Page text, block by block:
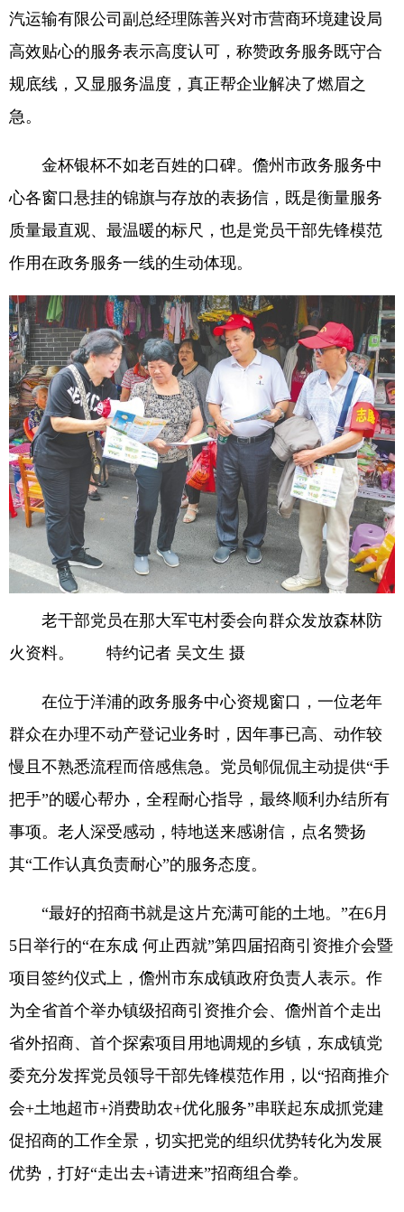
汽运输有限公司副总经理陈善兴对市营商环境建设局
高效贴心的服务表示高度认可，称赞政务服务既守合
规底线，又显服务温度，真正帮企业解决了燃眉之
急。
金杯银杯不如老百姓的口碑。儋州市政务服务中
心各窗口悬挂的锦旗与存放的表扬信，既是衡量服务
质量最直观、最温暖的标尺，也是党员干部先锋模范
作用在政务服务一线的生动体现。
老干部党员在那大军屯村委会向群众发放森林防
火资料。 特约记者 吴文生 摄
在位于洋浦的政务服务中心资规窗口，一位老年
群众在办理不动产登记业务时，因年事已高、动作较
慢且不熟悉流程而倍感焦急。党员郇侃侃主动提供“手
把手”的暖心帮办，全程耐心指导，最终顺利办结所有
事项。老人深受感动，特地送来感谢信，点名赞扬
其“工作认真负责耐心”的服务态度。
“最好的招商书就是这片充满可能的土地。”在6月
5日举行的“在东成 何止西就”第四届招商引资推介会暨
项目签约仪式上，儋州市东成镇政府负责人表示。作
为全省首个举办镇级招商引资推介会、儋州首个走出
省外招商、首个探索项目用地调规的乡镇，东成镇党
委充分发挥党员领导干部先锋模范作用，以“招商推介
会+土地超市+消费助农+优化服务”串联起东成抓党建
促招商的工作全景，切实把党的组织优势转化为发展
优势，打好“走出去+请进来”招商组合拳。